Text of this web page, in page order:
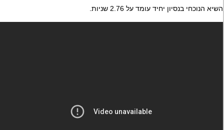
השיא הנוכחי בנסיון יחיד עומד על 2.76 שניות.